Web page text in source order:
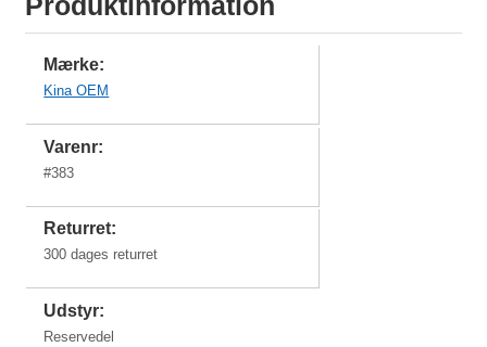
Mærke:
Kina OEM
Varenr:
#383
Returret:
300 dages returret
Udstyr:
Reservedel